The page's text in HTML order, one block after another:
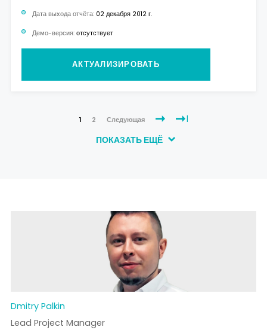
Дата выхода отчёта: 02 декабря 2012 г.
Демо-версия: отсутствует
АКТУАЛИЗИРОВАТЬ
1 2 Следующая
ПОКАЗАТЬ ЕЩЁ
Dmitry Palkin
Lead Project Manager